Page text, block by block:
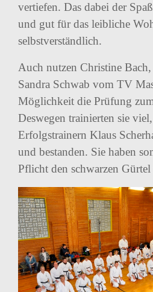
vertiefen. Das dabei der
und gut für das leibliche
selbstverständlich.
Auch nutzen Christine
Sandra Schwab vom TV
Möglichkeit die Prüfung
Deswegen trainierten sie
Erfolgstrainern Klaus
und bestanden. Sie haben
Pflicht den schwarzen Gürtel